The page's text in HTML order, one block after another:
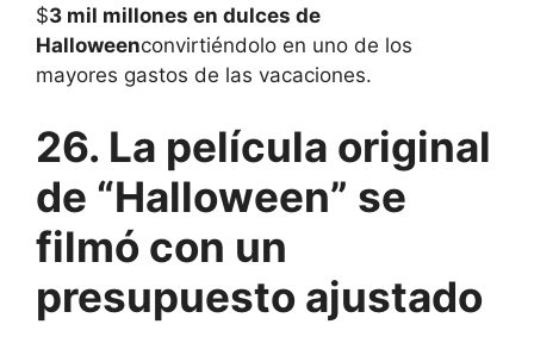
$3 mil millones en dulces de
Halloweenconvirtiéndolo en uno de los
mayores gastos de las vacaciones.
26. La película original
de “Halloween” se
filmó con un
presupuesto ajustado